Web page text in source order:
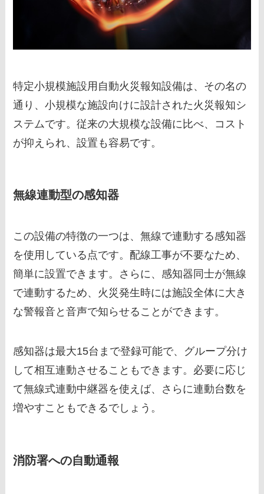
特定小規模施設用自動火災報知設備は、その名の
通り、小規模な施設向けに設計された火災報知シ
ステムです。従来の大規模な設備に比べ、コスト
が抑えられ、設置も容易です。
無線連動型の感知器
この設備の特徴の一つは、無線で連動する感知器
を使用している点です。配線工事が不要なため、
簡単に設置できます。さらに、感知器同士が無線
で連動するため、火災発生時には施設全体に大き
な警報音と音声で知らせることができます。
感知器は最大15台まで登録可能で、グループ分け
して相互連動させることもできます。必要に応じ
て無線式連動中継器を使えば、さらに連動台数を
増やすこともできるでしょう。
消防署への自動通報